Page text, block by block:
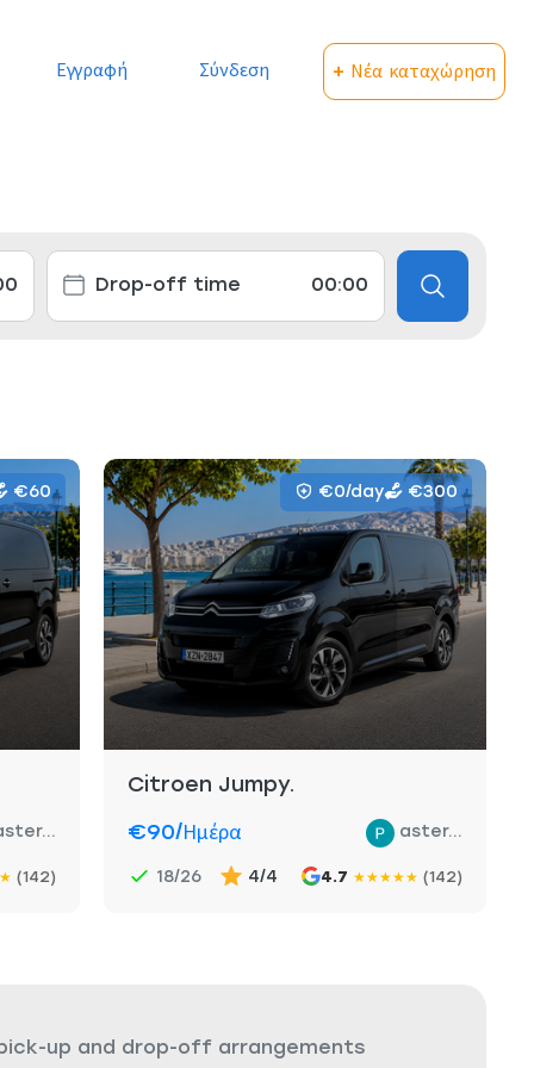
Εγγραφή Σύνδεση + Νέα καταχώρηση
€60
★ (142)
€0/day €300
Citroen Jumpy.
€90/ημέρα aster...
18/26 4/4 4.7 ★★★★★ (142)
pick-up and drop-off arrangements